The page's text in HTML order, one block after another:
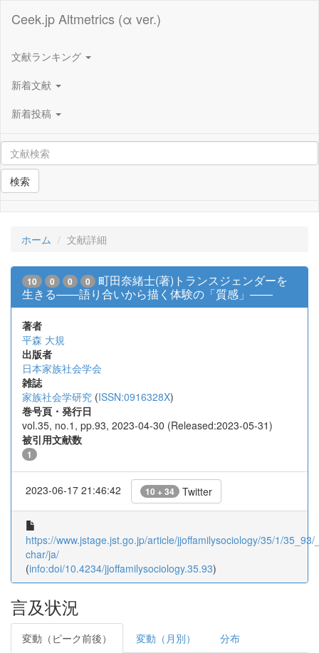
Ceek.jp Altmetrics (α ver.)
文献ランキング
新着文献
新着投稿
検索
ホーム 文献詳細
10 0 0 0
町田奈緒士(著)トランスジェンダーを
生きる――語り合いから描く体験の「質感」――
著者
平森 大規
出版者
日本家族社会学会
雑誌
家族社会学研究 (ISSN:0916328X)
巻号頁・発行日
vol.35, no.1, pp.93, 2023-04-30 (Released:2023-05-31)
被引用文献数
1
2023-06-17 21:46:42 10 + 34 Twitter
https://www.jstage.jst.go.jp/article/jjoffamilysociology/35/1/35_93/
char/ja/
(info:doi/10.4234/jjoffamilysociology.35.93)
言及状況
変動（ピーク前後） 変動（月別） 分布